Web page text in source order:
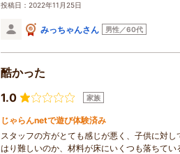
投稿日：2022年11月25日
みっちゃんさん 男性／60代
酷かった
1.0
家族
じゃらんnetで遊び体験済み
スタッフの方がとても感じが悪く、子供に対
はり難しいのか、材料が床にいくつも落ちて